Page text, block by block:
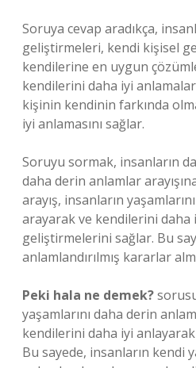
Soruya cevap aradıkça,
geliştirmeleri, kendi kişisel
kendilerine en uygun
kendilerini daha iyi
kişinin kendinin farkında
iyi anlamasını sağlar.
Soruyu sormak, insanların
daha derin anlamlar
arayış, insanların
arayarak ve kendilerini daha
geliştirmelerini sağlar. Bu
anlamlandırılmış kararlar
Peki hala ne demek?
yaşamlarını daha derin
kendilerini daha iyi
Bu sayede, insanların kendi